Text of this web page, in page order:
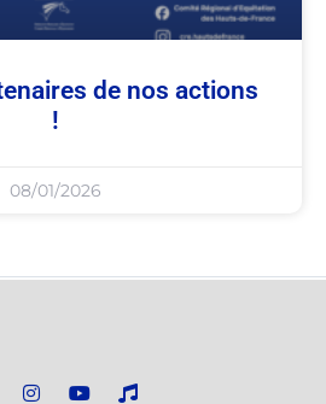
de nos actions
!
08/01/2026